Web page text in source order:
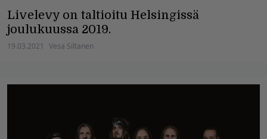
Livelevy on taltioitu Helsingissä
joulukuussa 2019.
19.03.2021 Vesa Siltanen